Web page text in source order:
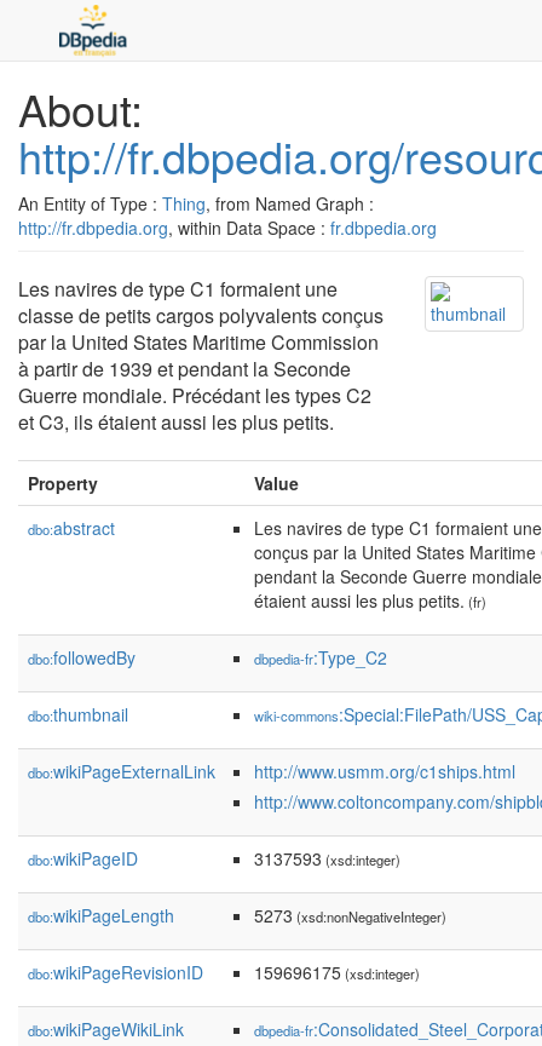
About:
http://fr.dbpedia.org/
An Entity of Type : Thing, from Named Graph :
http://fr.dbpedia.org, within Data Space : fr.dbpedia.org
Les navires de type C1 formaient une
classe de petits cargos polyvalents conçus
par la United States Maritime Commission
à partir de 1939 et pendant la Seconde
Guerre mondiale. Précédant les types C2
et C3, ils étaient aussi les plus petits.
Property Value
dbo:abstract
Les navires de type C1 formaient
conçus par la United States
pendant la Seconde Guerre
étaient aussi les plus petits. (fr)
dbo:followedBy dbpedia-fr:Type_C2
dbo:thumbnail wiki-commons:Special:FilePath/
dbo:wikiPageExternalLink
http://www.usmm.org/c1ships.html
http://www.coltoncompany.com/
dbo:wikiPageID 3137593 (xsd:integer)
dbo:wikiPageLength 5273 (xsd:nonNegativeInteger)
dbo:wikiPageRevisionID 159696175(xsd:integer)
dbo:wikiPageWikiLink dbpedia-fr